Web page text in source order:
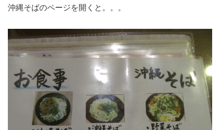
沖縄そばのページを開くと。。。